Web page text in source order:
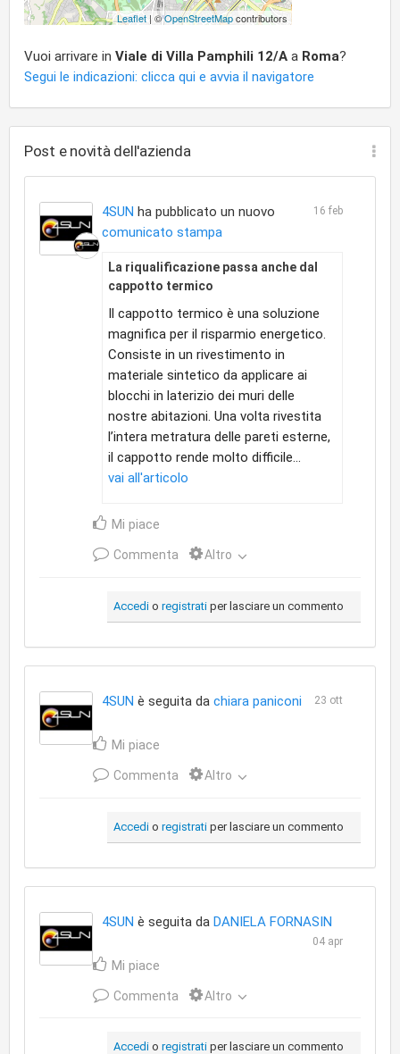
Leaflet | ©OpenStreetMapcontributors
Vuoi arrivare in Viale di Villa Pamphili 12/A a Roma?
Segui le indicazioni: clicca qui e avvia il navigatore
Post e novità dell'azienda
16 feb
4SUN ha pubblicato un nuovo
comunicato stampa
La riqualificazione passa anche dal
cappotto termico
Il cappotto termico è una soluzione
magnifica per il risparmio energetico.
Consiste in un rivestimento in
materiale sintetico da applicare ai
blocchi in laterizio dei muri delle
nostre abitazioni. Una volta rivestita
l’intera metratura delle pareti esterne,
il cappotto rende molto difficile...
vai all'articolo
Mi piace
Commenta Altro
Accedi o registrati per lasciare un commento
4SUN è seguita da chiara paniconi 23 ott
Mi piace
Commenta Altro
Accedi o registrati per lasciare un commento
4SUN è seguita da DANIELA FORNASIN
04 apr
Mi piace
Commenta Altro
Accedi o registrati per lasciare un commento